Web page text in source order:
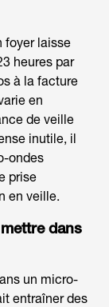
foyer laisse
heures par
à la facture
en
de veille
inutile, il
ondes
prise
en veille.
dans
un micro-
entraîner des